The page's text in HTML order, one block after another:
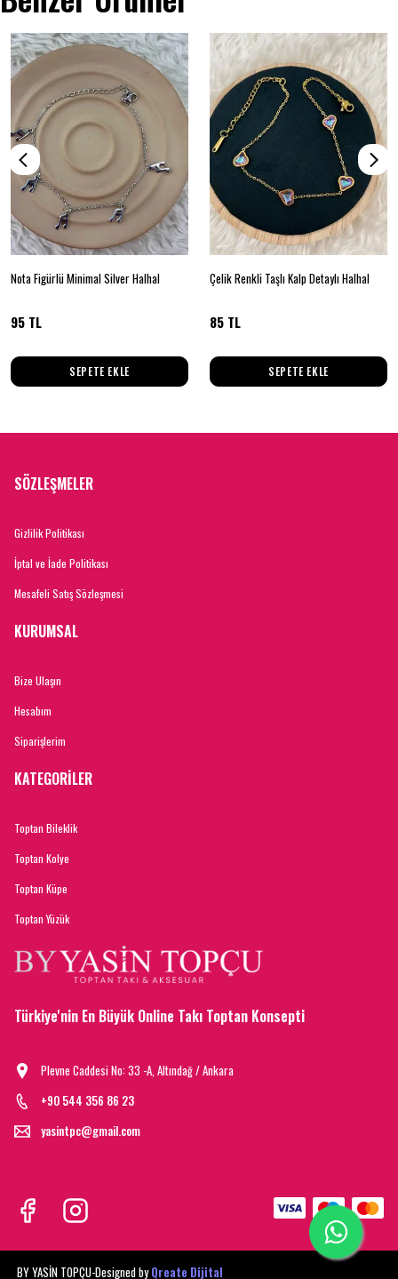
Nota Figürlü Minimal Silver Halhal
95 TL
SEPETE EKLE
Çelik Renkli Taşlı Kalp Detaylı Halhal
85 TL
SEPETE EKLE
SÖZLEŞMELER
Gizlilik Politikası
İptal ve İade Politikası
Mesafeli Satış Sözleşmesi
KURUMSAL
Bize Ulaşın
Hesabım
Siparişlerim
KATEGORİLER
Toptan Bileklik
Toptan Kolye
Toptan Küpe
Toptan Yüzük
Türkiye'nin En Büyük Online Takı Toptan Konsepti
Plevne Caddesi No: 33 -A, Altındağ / Ankara
+90 544 356 86 23
yasintpc@gmail.com
BY YASİN TOPÇU-Designed byQreate Dijital